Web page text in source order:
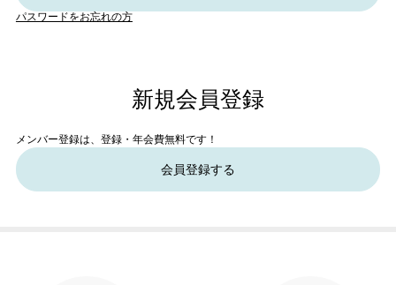
パスワードをお忘れの方
新規会員登録
メンバー登録は、登録・年会費無料です！
会員登録する